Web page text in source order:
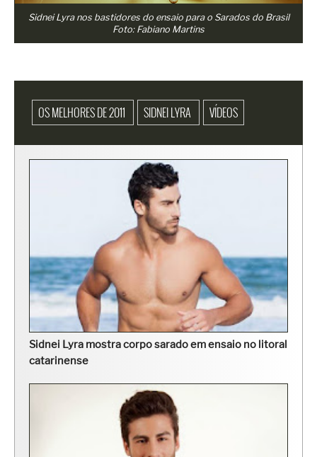
Sidnei Lyra nos bastidores do ensaio para o Sarados do Brasil
Foto: Fabiano Martins
OS MELHORES DE 2011 SIDNEI LYRA VÍDEOS
Sidnei Lyra mostra corpo sarado em ensaio no litoral
catarinense